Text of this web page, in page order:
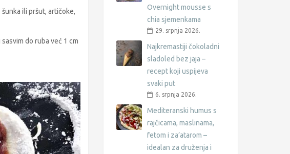
ili pršut, artičoke,
do ruba već 1 cm
Overnight mousse s
chia sjemenkama
29. srpnja 2026.
Najkremastiji čokoladni
sladoled bez jaja –
recept koji uspijeva
svaki put
6. srpnja 2026.
Mediteranski humus s
rajčicama, maslinama,
fetom i za’atarom –
idealan za druženja i